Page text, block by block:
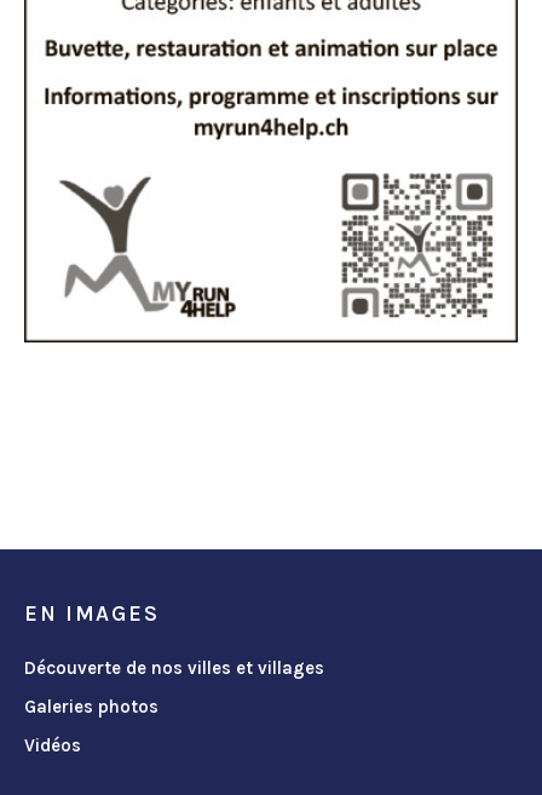
EN IMAGES
Découverte de nos villes et villages
Galeries photos
Vidéos